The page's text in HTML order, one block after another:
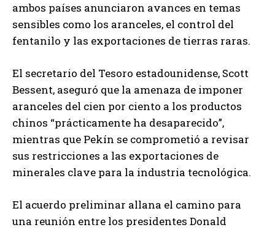
ambos países anunciaron avances en temas
sensibles como los aranceles, el control del
fentanilo y las exportaciones de tierras raras.
El secretario del Tesoro estadounidense, Scott
Bessent, aseguró que la amenaza de imponer
aranceles del cien por ciento a los productos
chinos “prácticamente ha desaparecido”,
mientras que Pekín se comprometió a revisar
sus restricciones a las exportaciones de
minerales clave para la industria tecnológica.
El acuerdo preliminar allana el camino para
una reunión entre los presidentes Donald